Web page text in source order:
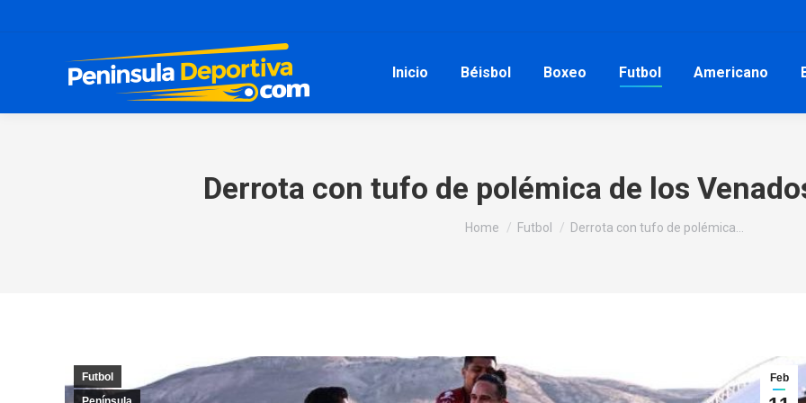
Inicio Béisbol Boxeo Futbol Americano
Derrota con tufo de polémica de los
You are here:
Home Futbol Derrota con tufo de polémica…
Feb
Futbol